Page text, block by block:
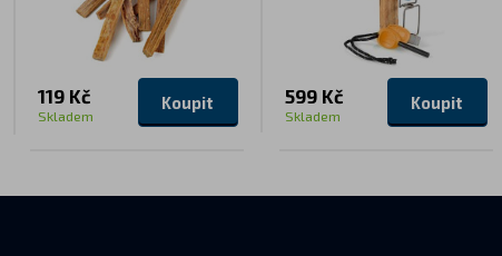
119 Kč
Skladem
Koupit 599 Kč
Skladem
Koupit